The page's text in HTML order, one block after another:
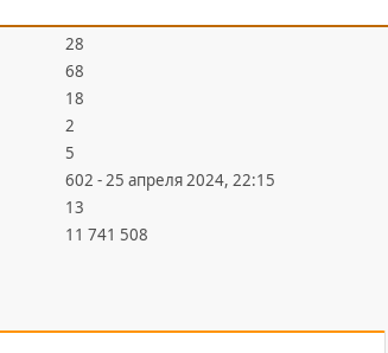
28
68
18
2
5
602 - 25 апреля 2024, 22:15
13
11 741 508